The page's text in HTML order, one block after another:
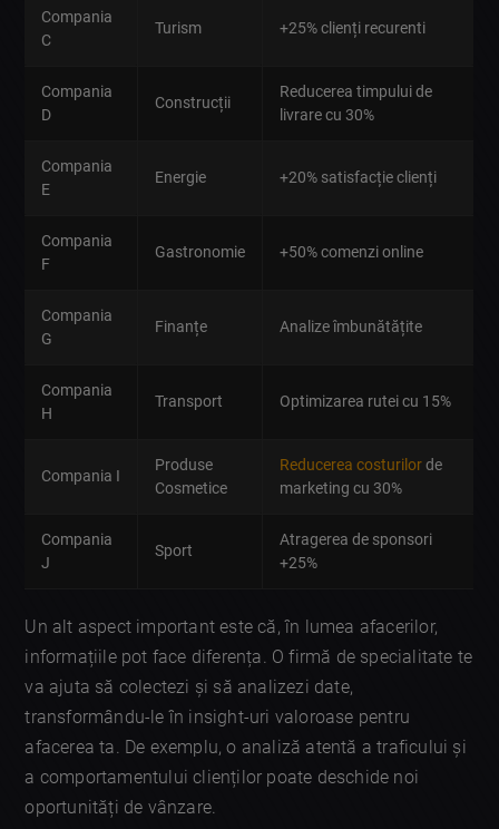
Compania
C
Turism +25% clienți recurenti
Compania
D
Construcții
Reducerea timpului de
livrare cu 30%
Compania
E
Energie +20% satisfacție clienți
Compania
F
Gastronomie +50% comenzi online
Compania
G
Finanțe Analize îmbunătățite
Compania
H
Transport Optimizarea rutei cu 15%
Compania I
Produse
Cosmetice
Reducerea costurilorde
marketing cu 30%
Compania
J
Sport
Atragerea de sponsori
+25%
Un alt aspect important este că, în lumea afacerilor,
informațiile pot face diferența. O firmă de specialitate te
va ajuta să colectezi și să analizezi date,
transformându-le în insight-uri valoroase pentru
afacerea ta. De exemplu, o analiză atentă a traficului și
a comportamentului clienților poate deschide noi
oportunități de vânzare.